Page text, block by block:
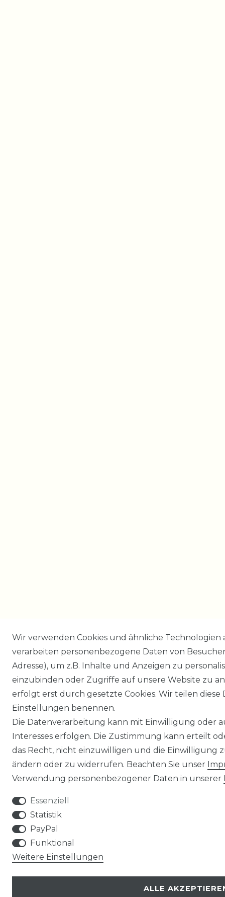
Wir verwenden Cookies und ähnliche
verarbeiten personenbezogene Daten von
Adresse), um z.B. Inhalte und Anzeigen zu
einzubinden oder Zugriffe auf unsere Website zu
erfolgt erst durch gesetzte Cookies. Wir teilen
Einstellungen benennen.
Die Datenverarbeitung kann mit Einwilligung oder
Interesses erfolgen. Die Zustimmung kann erteilt
das Recht, nicht einzuwilligen und die Einwilligung
ändern oder zu widerrufen. Beachten Sie unser
Verwendung personenbezogener Daten in unserer
Essenziell
Statistik
PayPal
Funktional
Weitere Einstellungen
ALLE